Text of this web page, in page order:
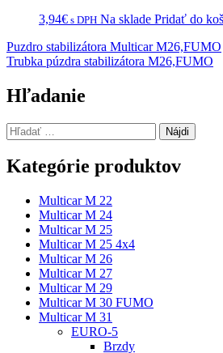
3,94€ s DPH Na sklade Pridať do
Navigácia
v
článku
Puzdro stabilizátora Multicar M26,FUMO
Trubka púzdra stabilizátora M26,FUMO
Hľadanie
Hľadať:
Kategórie produktov
Multicar M 22
Multicar M 24
Multicar M 25
Multicar M 25 4x4
Multicar M 26
Multicar M 27
Multicar M 29
Multicar M 30 FUMO
Multicar M 31
EURO-5
Brzdy